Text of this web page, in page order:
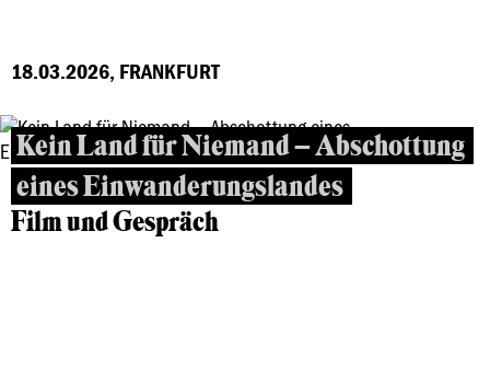
18.03.2026, FRANKFURT
Kein Land für Niemand – Abschottung
eines Einwanderungslandes
Film und Gespräch